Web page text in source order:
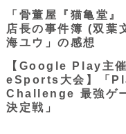
「骨董屋『猫亀堂』
店長の事件簿 (双葉
海ユウ」の感想
【Google Play主
eSports大会】「
Challenge 最強ゲ
決定戦」